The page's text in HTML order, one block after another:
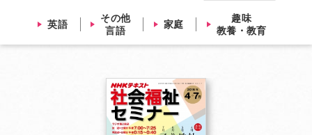
英語
その他
言語
家庭
趣味
教養・教育
他にも商品を買う